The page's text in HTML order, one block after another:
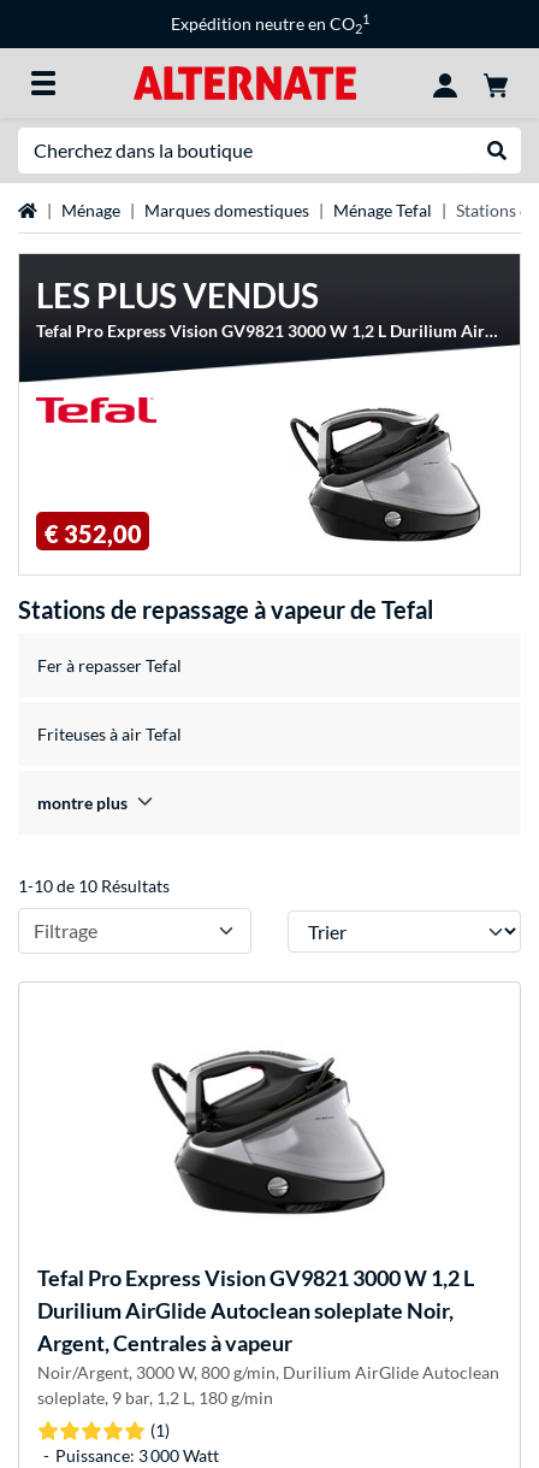
Expédition neutre en CO2
1
Page d'accueil
Ménage Marques domestiques Ménage Tefal Stations
LES PLUS VENDUS
Tefal Pro Express Vision GV9821 3000 W 1,2 L Durilium AirGlide Autoclean soleplate Noir, Argent, Centrales à vapeur
€ 352,00
Stations de repassage à vapeur de Tefal
Fer à repasser Tefal
Friteuses à air Tefal
montre plus
1-10 de 10 Résultats
Filtrage Trier
Tefal Pro Express Vision GV9821 3000 W 1,2 L
Durilium AirGlide Autoclean soleplate Noir,
Argent, Centrales à vapeur
Noir/Argent, 3000 W, 800 g/min, Durilium AirGlide Autoclean
soleplate, 9 bar, 1,2 L, 180 g/min
(1)
Puissance: 3 000 Watt